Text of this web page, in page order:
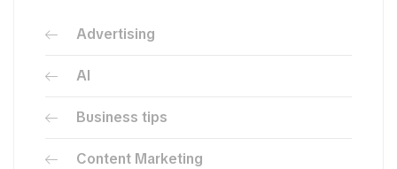
Advertising
AI
Business tips
Content Marketing